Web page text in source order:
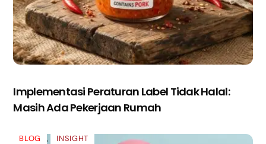
Implementasi Peraturan Label Tidak Halal:
Masih Ada Pekerjaan Rumah
BLOG , INSIGHT